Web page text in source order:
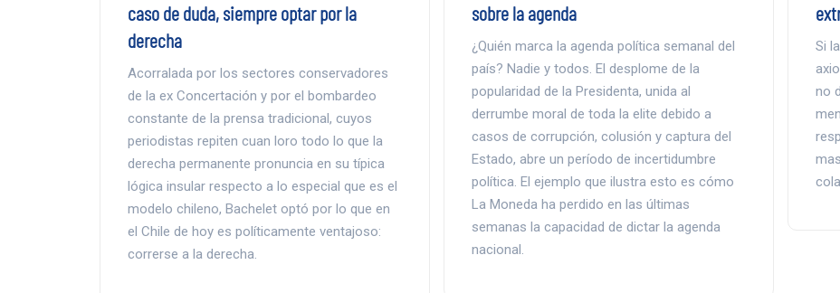
caso de duda, siempre optar por la
derecha
Acorralada por los sectores conservadores
de la ex Concertación y por el bombardeo
constante de la prensa tradicional, cuyos
periodistas repiten cuan loro todo lo que la
derecha permanente pronuncia en su típica
lógica insular respecto a lo especial que es el
modelo chileno, Bachelet optó por lo que en
el Chile de hoy es políticamente ventajoso:
correrse a la derecha.
sobre la agenda
¿Quién marca la agenda política semanal del
país? Nadie y todos. El desplome de la
popularidad de la Presidenta, unida al
derrumbe moral de toda la elite debido a
casos de corrupción, colusión y captura del
Estado, abre un período de incertidumbre
política. El ejemplo que ilustra esto es cómo
La Moneda ha perdido en las últimas
semanas la capacidad de dictar la agenda
nacional.
Si
no